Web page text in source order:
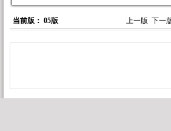
当前版： 05版 上一版 下一